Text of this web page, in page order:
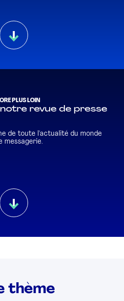
PLUS LOIN
revue de presse
de toute l'actualité du monde
messagerie.
thème